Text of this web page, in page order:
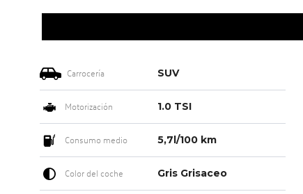
Carrocería SUV
Motorización 1.0 TSI
Consumo medio 5,7l/100 km
Color del coche Gris Grisaceo